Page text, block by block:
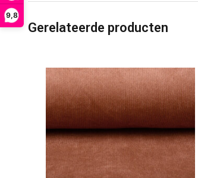
9,8
Gerelateerde producten